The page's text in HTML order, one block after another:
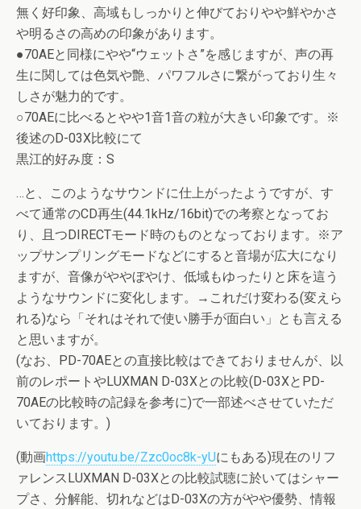
無く好印象、高域もしっかりと伸びておりやや鮮やかさ
や明るさの高めの印象があります。
●70AEと同様にやや“ウェットさ”を感じますが、声の再
生に関しては色気や艶、パワフルさに繋がっており生々
しさが魅力的です。
○70AEに比べるとやや1音1音の粒が大きい印象です。※
後述のD-03X比較にて
黒江的好み度：S
…と、このようなサウンドに仕上がったようですが、す
べて通常のCD再生(44.1kHz/16bit)での考察となってお
り、且つDIRECTモード時のものとなっております。※ア
ップサンプリングモードなどにすると音場が広大になり
ますが、音像がややぼやけ、低域もゆったりと床を這う
ようなサウンドに変化します。→これだけ変わる(変えら
れる)なら「それはそれで使い勝手が面白い」とも言える
と思いますが。
(なお、PD-70AEとの直接比較はできておりませんが、以
前のレポートやLUXMAN D-03Xとの比較(D-03XとPD-
70AEの比較時の記録を参考に)で一部述べさせていただ
いております。)
(動画https://youtu.be/Zzc0oc8k-yUにもある)現在のリフ
ァレンスLUXMAN D-03Xとの比較試聴に於いてはシャー
プさ、分解能、切れなどはD-03Xの方がやや優勢、情報